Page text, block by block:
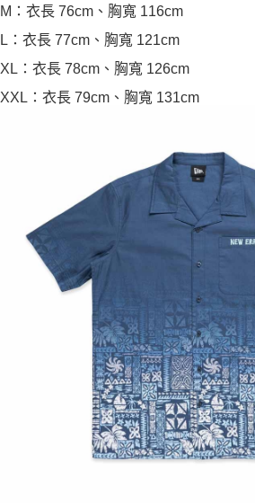
M：衣長 76cm、胸寬 116cm
L：衣長 77cm、胸寬 121cm
XL：衣長 78cm、胸寬 126cm
XXL：衣長 79cm、胸寬 131cm